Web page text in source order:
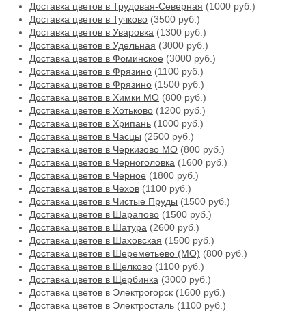
Доставка цветов в Трудовая-Северная (1000 руб.)
Доставка цветов в Тучково (3500 руб.)
Доставка цветов в Уваровка (1300 руб.)
Доставка цветов в Удельная (3000 руб.)
Доставка цветов в Фоминское (3000 руб.)
Доставка цветов в Фрязино (1100 руб.)
Доставка цветов в Фрязино (1500 руб.)
Доставка цветов в Химки МО (800 руб.)
Доставка цветов в Хотьково (1200 руб.)
Доставка цветов в Хрипань (1000 руб.)
Доставка цветов в Часцы (2500 руб.)
Доставка цветов в Черкизово МО (800 руб.)
Доставка цветов в Черноголовка (1600 руб.)
Доставка цветов в Черное (1800 руб.)
Доставка цветов в Чехов (1100 руб.)
Доставка цветов в Чистые Пруды (1500 руб.)
Доставка цветов в Шарапово (1500 руб.)
Доставка цветов в Шатура (2600 руб.)
Доставка цветов в Шаховская (1500 руб.)
Доставка цветов в Шереметьево (МО) (800 руб.)
Доставка цветов в Щелково (1100 руб.)
Доставка цветов в Щербинка (3000 руб.)
Доставка цветов в Электрогорск (1600 руб.)
Доставка цветов в Электросталь (1100 руб.)